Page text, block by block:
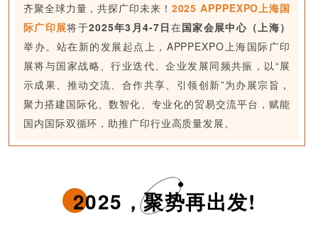
齐聚全球力量，共探广印未来！ 2025 APPPEXPO上海国
际广印展将于2025年3月4-7日 在国家会展中心（上海）
举办。站在新的发展起点上，APPPEXPO上海国际广印
展将与国家战略、行业迭代、企业发展同频共振，以“展
示成果、推动交流、合作共享、引领创新”为办展宗旨，
聚力搭建国际化、数智化、专业化的贸易交流平台，赋能
国内国际双循环，助推广印行业高质量发展。
2025，聚势再出发!